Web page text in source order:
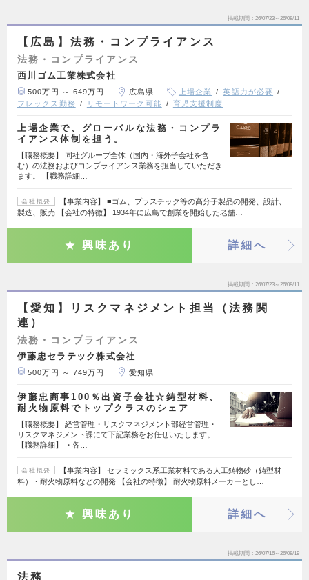
掲載期間 26/07/23～26/08/11
【広島】法務・コンプライアンス
法務・コンプライアンス
西川ゴム工業株式会社
500万円 ～ 649万円 広島県 上場企業
英語力が必要
フレックス勤務
リモートワーク可能 育児支援制度
上場企業で、グローバルな法務・コンプラ
イアンス体制を担う。
【職務概要】 同社グループ全体（国内・海外子会社を含
む）の法務およびコンプライアンス業務を担当していただき
ます。 【職務詳細…
会社概要
【事業内容】 ■ゴム、プラスチック等の高分子製品の開発、設計、
製造、販売 【会社の特徴】 1934年に広島で創業を開始した老舗…
興味あり 詳細へ
掲載期間 26/07/23～26/08/11
【愛知】リスクマネジメント担当（法務関
連）
法務・コンプライアンス
伊藤忠セラテック株式会社
500万円 ～ 749万円 愛知県
伊藤忠商事100％出資子会社☆鋳型材料、
耐火物原料でトップクラスのシェア
【職務概要】 経営管理・リスクマネジメント部経営管理・
リスクマネジメント課にて下記業務をお任せいたします。
【職務詳細】 ・各…
会社概要
【事業内容】 セラミックス系工業材料である人工鋳物砂（鋳型材
料）・耐火物原料などの開発 【会社の特徴】 耐火物原料メーカーとし…
興味あり 詳細へ
掲載期間 26/07/16～26/08/19
法務